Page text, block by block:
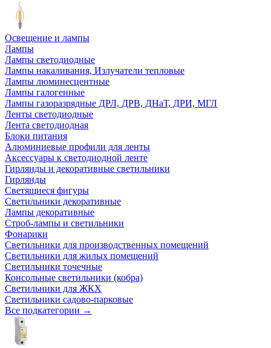
Освещение и лампы
Лампы
Лампы светодиодные
Лампы накаливания, Излучатели тепловые
Лампы люминесцентные
Лампы галогенные
Лампы газоразрядные ДРЛ, ДРВ, ДНаТ, ДРИ, МГЛ
Ленты светодиодные
Лента светодиодная
Блоки питания
Алюминиевые профили для ленты
Аксессуары к светодиодной ленте
Гирлянды и декоративные светильники
Гирлянды
Светящиеся фигуры
Светильники декоративные
Лампы декоративные
Строб-лампы и светильники
Фонарики
Светильники для производственных помещений
Светильники для жилых помещений
Светильники точечные
Консольные светильники (кобра)
Светильники для ЖКХ
Светильники садово-парковые
Все подкатегории →